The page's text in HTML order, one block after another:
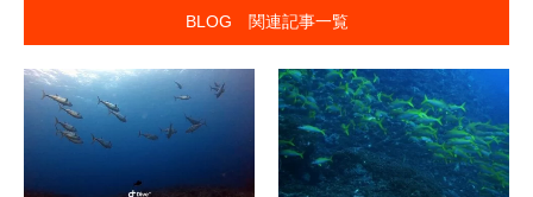
BLOG 関連記事一覧